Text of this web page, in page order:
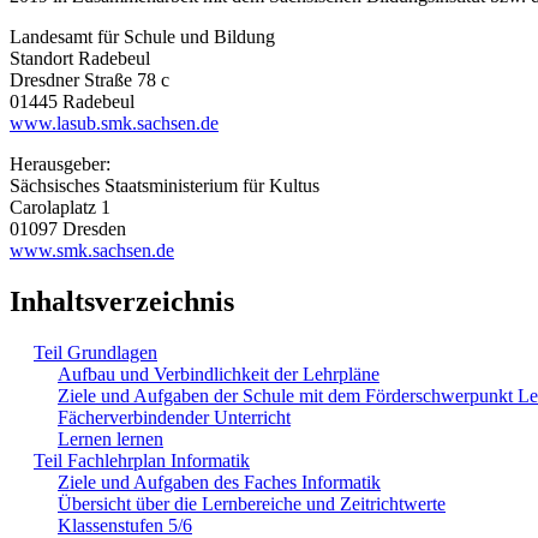
Landesamt für Schule und Bildung
Standort Radebeul
Dresdner Straße 78 c
01445 Radebeul
www.lasub.smk.sachsen.de
Herausgeber:
Sächsisches Staatsministerium für Kultus
Carolaplatz 1
01097 Dresden
www.smk.sachsen.de
Inhaltsverzeichnis
Teil Grundlagen
Aufbau und Verbindlichkeit der Lehrpläne
Ziele und Aufgaben der Schule mit dem Förderschwerpunkt
Fächerverbindender Unterricht
Lernen lernen
Teil Fachlehrplan Informatik
Ziele und Aufgaben des Faches Informatik
Übersicht über die Lernbereiche und Zeitrichtwerte
Klassenstufen 5/6